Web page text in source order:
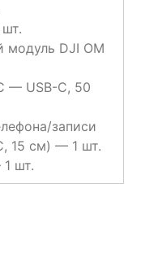
модуль DJI OM
— USB-C, 50
записи
15 см) — 1 шт.
шт.